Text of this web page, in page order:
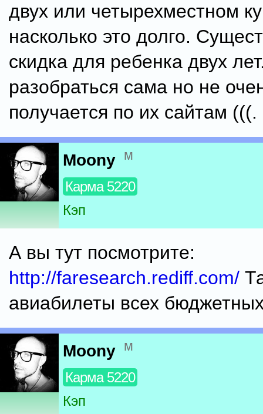
двух или четырехместном
насколько это долго.
скидка для ребенка двух
разобраться сама но не
получается по их сайтам (((.
Moony м
Карма 5220
Кэп
А вы тут посмотрите:
http://faresearch.rediff.com/
авиабилеты всех
Moony м
Карма 5220
Кэп